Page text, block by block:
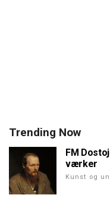
Trending Now
FM
værker
Kunst og